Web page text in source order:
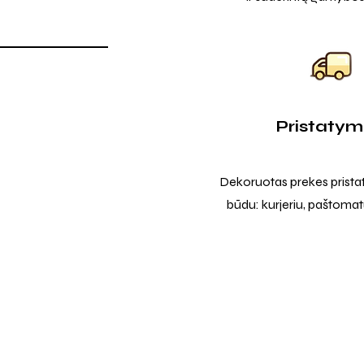
Dekoruotas prekes
būdu: kurjeriu,